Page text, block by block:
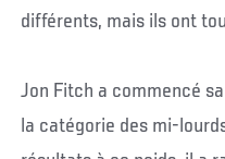
différents, mais ils ont
Jon Fitch a commencé
la catégorie des mi-